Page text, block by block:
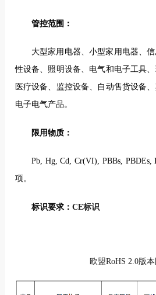
管控范围：
大型家用电器、小型家用电器、
性设备、照明设备、电气和电子工具、
医疗设备、监控设备、自动售货设备
电子电气产品。
限用物质：
Pb, Hg, Cd, Cr(VI), PBBs, PBDEs,
项。
标识要求： CE标识
欧盟RoHS 2.0版